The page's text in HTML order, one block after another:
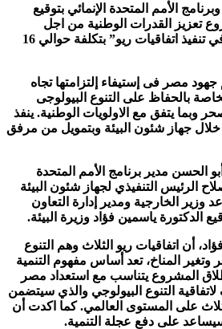
الأمم المتحدة الإنمائي بتوقيع
تعزيز القدرات الوطنية من اجل
تحسين المشاركة العامة في تنفيذ اتفاقيات ريو” بتكلفة حوالي 16
مصر فى إستيفاء إلتزامتها تجاه
الخاصة بالحفاظ على التنوع البيولوجى
وبما يتفق مع الاولويات الوطنية. ينفذ
خلال جهاز شئون البيئة وبتمويل من مرفق
الحسن مدير برنامج الأمم المتحدة
الرئيس التنفيذي لجهاز شئون البيئة
وزير الخارجية ومدير إدارة التعاون
الدكتورة ياسمين فؤاد وزيرة البيئة.
أن اتفاقيات ريو الثلاث وهم التنوع
وتغير المناخ، تعد أساس مفهوم التنمية
المشروع يتناسب مع استعداد مصر
التنوع البيولوجي والذي سيتضمن
على المستوى العالمي. كما اكدت أن
على دفع عجلة التنمية.